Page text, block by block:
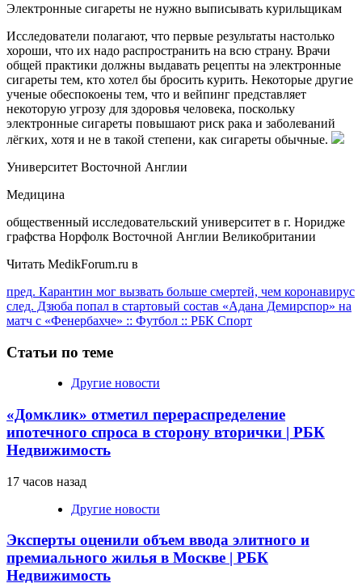
Электронные сигареты не нужно выписывать курильщикам
Исследователи полагают, что первые результаты настолько
хороши, что их надо распространить на всю страну. Врачи
общей практики должны выдавать рецепты на электронные
сигареты тем, кто хотел бы бросить курить. Некоторые другие
ученые обеспокоены тем, что и вейпинг представляет
некоторую угрозу для здоровья человека, поскольку
электронные сигареты повышают риск рака и заболеваний
лёгких, хотя и не в такой степени, как сигареты обычные.
Университет Восточной Англии
Медицина
общественный исследовательский университет в г. Норидже
графства Норфолк Восточной Англии Великобритании
Читать MedikForum.ru в
Продолжить
чтение
пред. Карантин мог вызвать больше смертей, чем коронавирус
след. Дзюба попал в стартовый состав «Адана Демирспор» на
матч с «Фенербахче» :: Футбол :: РБК Спорт
Статьи по теме
Другие новости
«Домклик» отметил перераспределение
ипотечного спроса в сторону вторички | РБК
Недвижимость
17 часов назад
Другие новости
Эксперты оценили объем ввода элитного и
премиального жилья в Москве | РБК
Недвижимость